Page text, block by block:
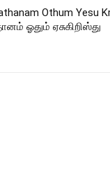
Othum Yesu
ஓதும் ஏசுகிறிஸ்து